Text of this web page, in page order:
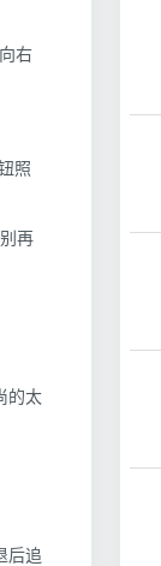
右
照
再
的太
后追